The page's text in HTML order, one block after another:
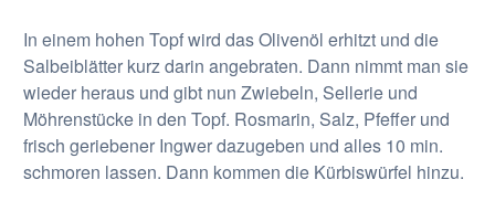
In einem hohen Topf wird das Olivenöl erhitzt und die
Salbeiblätter kurz darin angebraten. Dann nimmt man sie
wieder heraus und gibt nun Zwiebeln, Sellerie und
Möhrenstücke in den Topf. Rosmarin, Salz, Pfeffer und
frisch geriebener Ingwer dazugeben und alles 10 min.
schmoren lassen. Dann kommen die Kürbiswürfel hinzu.